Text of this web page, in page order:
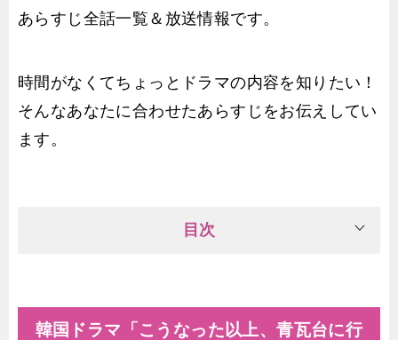
あらすじ全話一覧＆放送情報です。
時間がなくてちょっとドラマの内容を知りたい！
そんなあなたに合わせたあらすじをお伝えしてい
ます。
目次
韓国ドラマ「こうなった以上、青瓦台に行